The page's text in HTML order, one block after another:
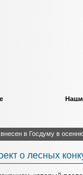
Наши
внесен в Госдуму в
о лесных